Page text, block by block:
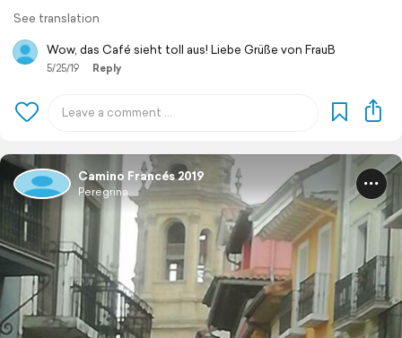
See translation
Wow, das Café sieht toll aus! Liebe Grüße von FrauB
5/25/19 Reply
Camino Francés 2019
Peregrina